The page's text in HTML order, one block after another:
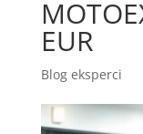
EUR
Blog eksperci